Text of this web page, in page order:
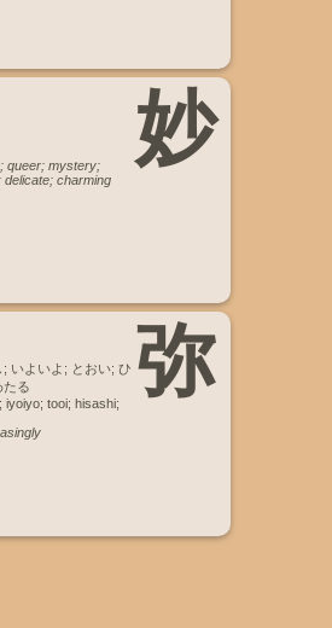
妙
queer; mystery;
delicate; charming
弥
いよいよ; とおい; ひ
たる
iyoiyo; tooi; hisashi;